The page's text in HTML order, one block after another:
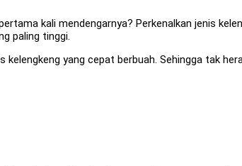
kali mendengarnya? Perkenalkan jenis
paling tinggi.
yang cepat berbuah. Sehingga tak